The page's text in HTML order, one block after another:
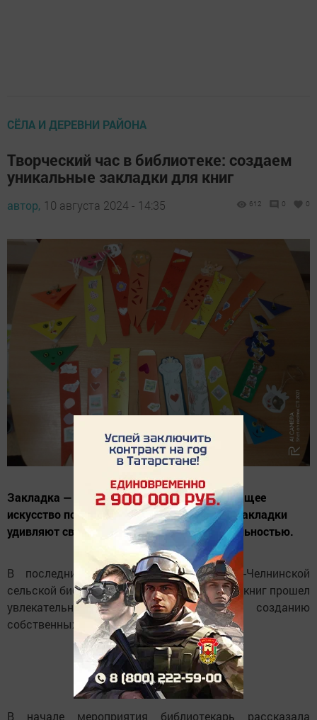
СЁЛА И ДЕРЕВНИ РАЙОНА
Творческий час в библиотеке: создаем
уникальные закладки для книг
автор, 10 августа 2024 - 14:35 612 0 0
Закладка — это не просто атрибут, а настоящее
искусство пометки страниц. Сегодняшние закладки
удивляют своим многообразием и оригинальностью.
В последний месяц лета, в Татарско-Челнинской
сельской библиотеке, для юных любителей книг прошел
увлекательный мастер-класс по созданию
собственных закладок «Сказка-раскраска».
В начале мероприятия библиотекарь рассказала